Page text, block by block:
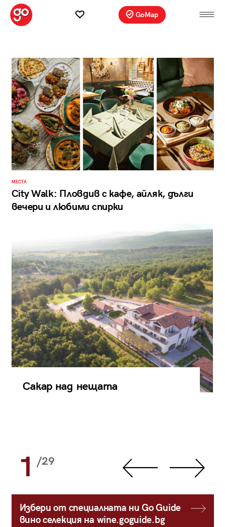
GoMap
МЕСТА
City Walk: Пловдив с кафе, айляк, дълги
вечери и любими спирки
Сакар над нещата
1 /29
Избери от специалната ни Go Guide
вино селекция на wine.goguide.bg